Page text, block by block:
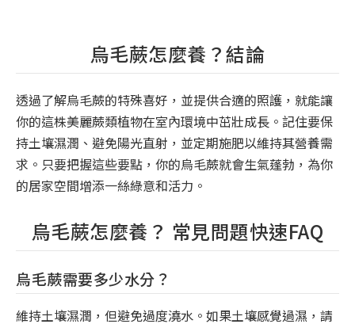
烏毛蕨怎麼養？結論
透過了解烏毛蕨的特殊喜好，並提供合適的照護，就能讓
你的這株美麗蕨類植物在室內環境中茁壯成長。記住要保
持土壤濕潤、避免陽光直射，並定期施肥以維持其營養需
求。只要把握這些要點，你的烏毛蕨就會生氣蓬勃，為你
的居家空間增添一絲綠意和活力。
烏毛蕨怎麼養？ 常見問題快速FAQ
烏毛蕨需要多少水分？
維持土壤濕潤，但避免過度澆水。如果土壤感覺過濕，請